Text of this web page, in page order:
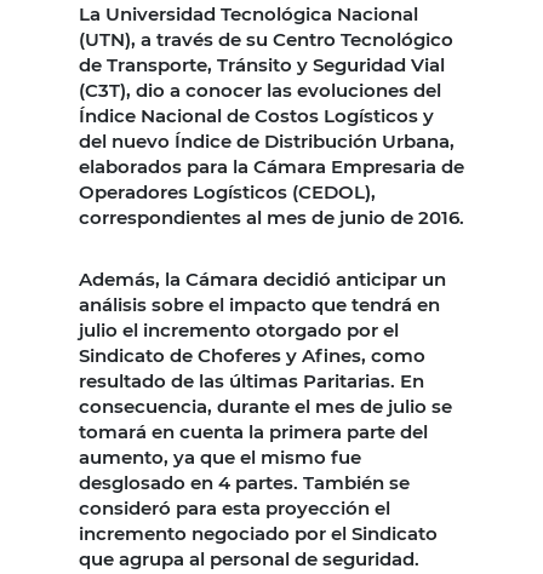
La Universidad Tecnológica Nacional
(UTN), a través de su Centro Tecnológico
de Transporte, Tránsito y Seguridad Vial
(C3T), dio a conocer las evoluciones del
Índice Nacional de Costos Logísticos y
del nuevo Índice de Distribución Urbana,
elaborados para la Cámara Empresaria de
Operadores Logísticos (CEDOL),
correspondientes al mes de junio de 2016.
Además, la Cámara decidió anticipar un
análisis sobre el impacto que tendrá en
julio el incremento otorgado por el
Sindicato de Choferes y Afines, como
resultado de las últimas Paritarias. En
consecuencia, durante el mes de julio se
tomará en cuenta la primera parte del
aumento, ya que el mismo fue
desglosado en 4 partes. También se
consideró para esta proyección el
incremento negociado por el Sindicato
que agrupa al personal de seguridad.